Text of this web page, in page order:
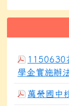
1150630
學金實施辦
萬榮國中